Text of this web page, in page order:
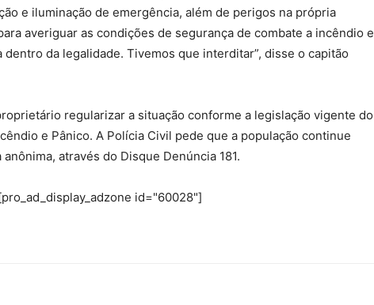
e iluminação de emergência, além de perigos na própria
averiguar as condições de segurança de combate a incêndio e
dentro da legalidade. Tivemos que interditar”, disse o capitão
regularizar a situação conforme a legislação vigente do
e Pânico. A Polícia Civil pede que a população continue
através do Disque Denúncia 181.
id="60028"]